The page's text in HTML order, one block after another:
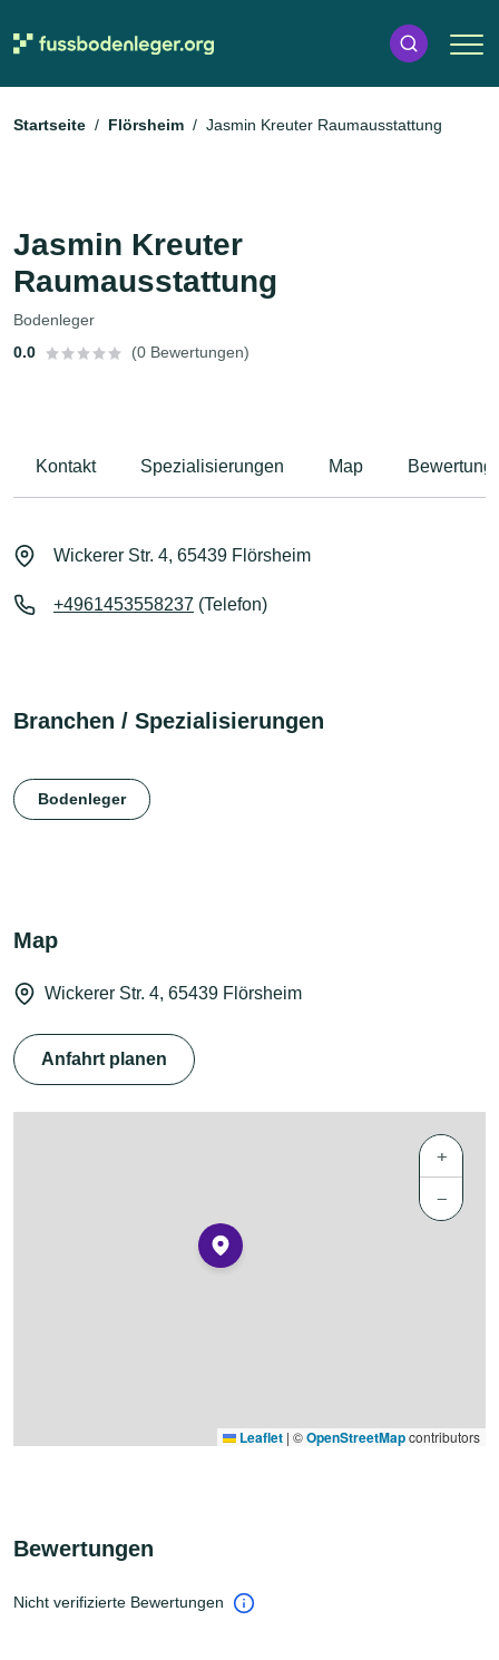
Startseite Flörsheim Jasmin Kreuter Raumausstattung
Jasmin Kreuter
Raumausstattung
Bodenleger
0.0
(0 Bewertungen)
Kontakt Spezialisierungen Map
Wickerer Str. 4, 65439 Flörsheim
+4961453558237 (Telefon)
Branchen / Spezialisierungen
Bodenleger
Map
Wickerer Str. 4, 65439 Flörsheim
Anfahrt planen
+
−
Leaflet | ©OpenStreetMapcontributors
Bewertungen
Nicht verifizierte Bewertungen